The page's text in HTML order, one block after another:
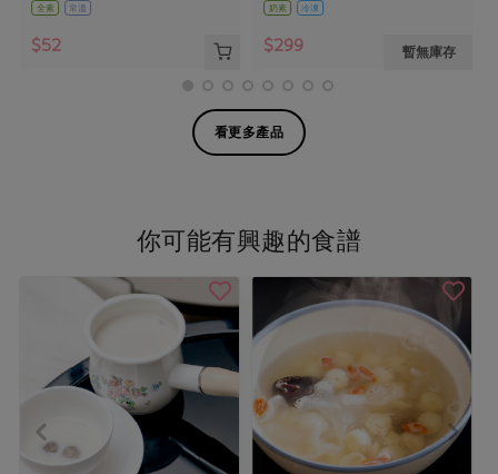
全素 常溫
$52
奶素 冷凍
$299 暫無庫存
看更多產品
你可能有興趣的食譜